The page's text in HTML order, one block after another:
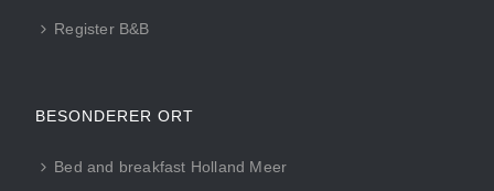
Register B&B
BESONDERER ORT
Bed and breakfast Holland Meer